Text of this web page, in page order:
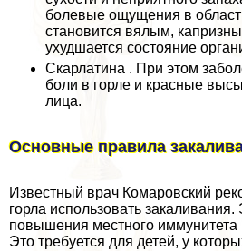
болевые ощущения в
становится вялым,
ухудшается состояние
Скарлатина . При этом
боли в горле и красные
лица.
Основные правила
Известный врач Комаровский
горла использовать закаливания.
повышения местного иммунитета
Это требуется для детей, у